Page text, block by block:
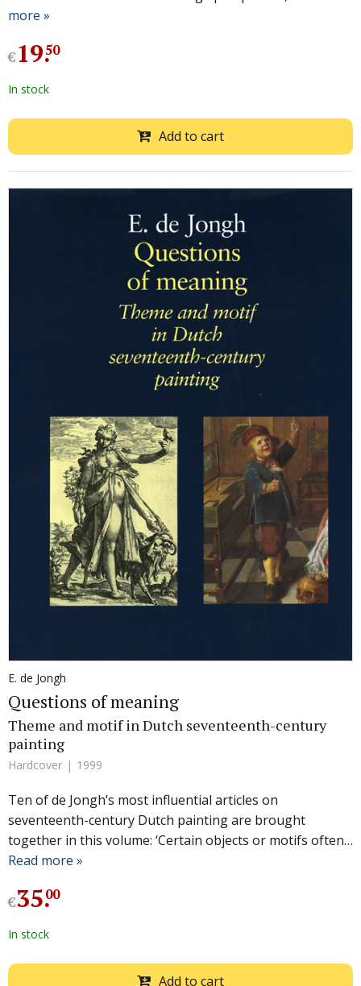
more »
€19.
50
In stock
Add to cart
E. de Jongh
Questions of meaning
Theme and motif in Dutch seventeenth-century
painting
Hardcover 1999
Ten of de Jongh’s most influential articles on
seventeenth-century Dutch painting are brought
together in this volume: ‘Certain objects or motifs often…
Read more »
€35.
00
In stock
Add to cart